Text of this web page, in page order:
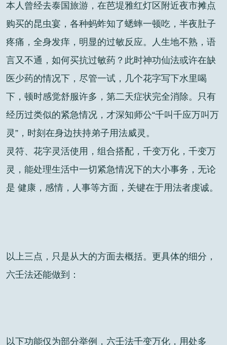
本人曾经去泰国旅游，在芭堤雅红灯区附近夜市摊点
购买的昆虫宴，各种蚂蚱知了蟋蟀一顿吃，半夜肚子
疼痛，全身发痒，明显的过敏反应。人生地不熟，语
言又不通，如何买抗过敏药？此时神功仙法或许在缺
医少药的情况下，尽管一试，几个花字写下水里喝
下，顿时感觉舒服许多，第二天症状完全消除。只有
经历过类似的紧急情况，才深知师公“千叫千应万叫万
灵”，时刻在身边扶持弟子用法威灵。
灵符、花字灵活使用，组合搭配，千变万化，千变万
灵，能处理生活中一切紧急情况下的大小事务，无论
是 健康，感情，人事等方面，关键在于用法者虔诚。
以上三点，只是从大的方面去概括。更具体的细分，
六壬法还能做到：
以下功能仅为部分举例，六壬法千变万化，用处多